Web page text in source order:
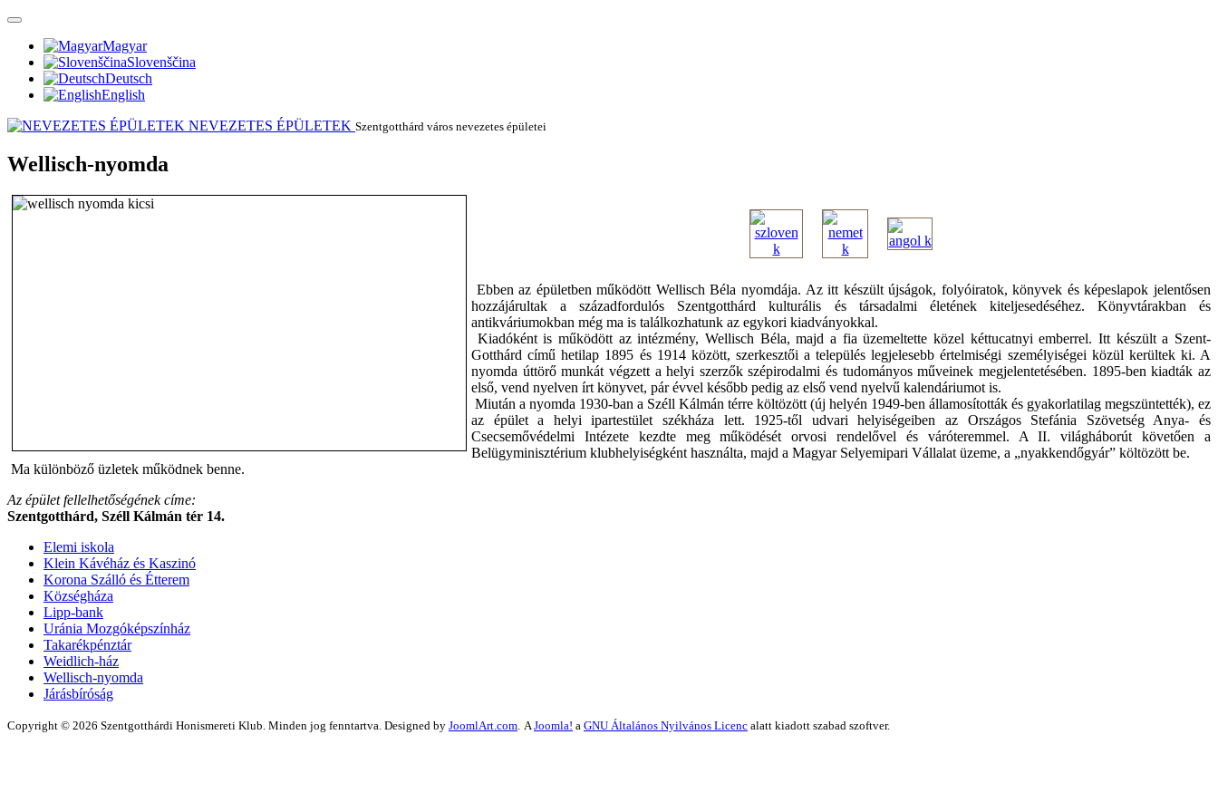
Magyar
Slovenščina
Deutsch
English
NEVEZETES ÉPÜLETEK Szentgotthárd város nevezetes épületei
Wellisch-nyomda
Ebben az épületben működött Wellisch Béla nyomdája. Az itt készült újságok, folyóiratok, könyvek és képeslapok jelentősen
hozzájárultak a századfordulós Szentgotthárd kulturális és társadalmi életének kiteljesedéséhez. Könyvtárakban és
antikváriumokban még ma is találkozhatunk az egykori kiadványokkal.
Kiadóként is működött az intézmény, Wellisch Béla, majd a fia üzemeltette közel kéttucatnyi emberrel. Itt készült a Szent-
Gotthárd című hetilap 1895 és 1914 között, szerkesztői a település legjelesebb értelmiségi személyiségei közül kerültek ki. A
nyomda úttörő munkát végzett a helyi szerzők szépirodalmi és tudományos műveinek megjelentetésében. 1895-ben kiadták az
első, vend nyelven írt könyvet, pár évvel később pedig az első vend nyelvű kalendáriumot is.
Miután a nyomda 1930-ban a Széll Kálmán térre költözött (új helyén 1949-ben államosították és gyakorlatilag megszüntették), ez
az épület a helyi ipartestület székháza lett. 1925-től udvari helyiségeiben az Országos Stefánia Szövetség Anya- és
Csecsemővédelmi Intézete kezdte meg működését orvosi rendelővel és váróteremmel. A II. világháborút követően a
Belügyminisztérium klubhelyiségként használta, majd a Magyar Selyemipari Vállalat üzeme, a „nyakkendőgyár” költözött be.
Ma különböző üzletek működnek benne.
Az épület fellelhetőségének címe:
Szentgotthárd, Széll Kálmán tér 14.
Elemi iskola
Klein Kávéház és Kaszinó
Korona Szálló és Étterem
Községháza
Lipp-bank
Uránia Mozgóképszínház
Takarékpénztár
Weidlich-ház
Wellisch-nyomda
Járásbíróság
Copyright © 2026 Szentgotthárdi Honismereti Klub. Minden jog fenntartva. Designed by JoomlArt.com A Joomla! a GNU Általános Nyilvános Licenc alatt kiadott szabad szoftver.